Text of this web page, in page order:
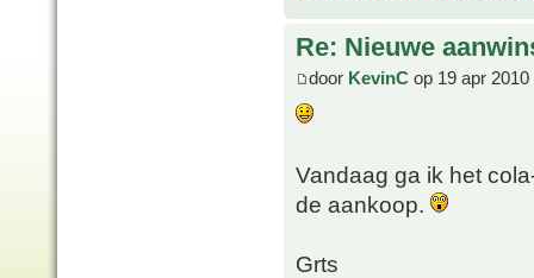
Re: Nieuwe
door KevinC op 19 apr 2010
Vandaag ga ik het
de aankoop.
Grts